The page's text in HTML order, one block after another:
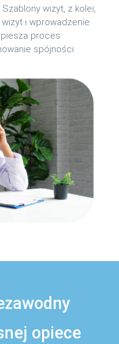
wizyt, z kolei,
i wprowadzenie
proces
spójności
opiece